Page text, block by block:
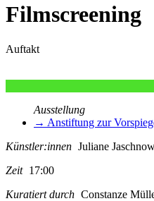
Filmscreening
Auftakt
Ausstellung
→ Anstiftung zur
Künstler:innen Juliane
Zeit 17:00
Kuratiert durch Constanze